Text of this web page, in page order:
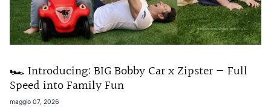
🏎️ Introducing: BIG Bobby Car x Zipster — Full
Speed into Family Fun
maggio 07, 2026